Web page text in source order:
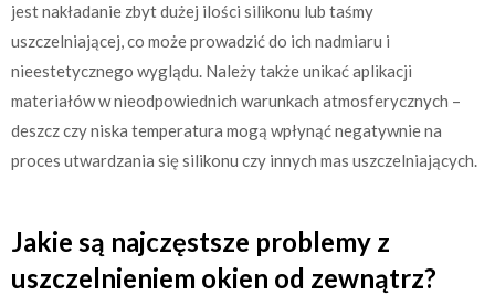
jest nakładanie zbyt dużej ilości silikonu lub taśmy
uszczelniającej, co może prowadzić do ich nadmiaru i
nieestetycznego wyglądu. Należy także unikać aplikacji
materiałów w nieodpowiednich warunkach atmosferycznych –
deszcz czy niska temperatura mogą wpłynąć negatywnie na
proces utwardzania się silikonu czy innych mas uszczelniających.
Jakie są najczęstsze problemy z
uszczelnieniem okien od zewnątrz?